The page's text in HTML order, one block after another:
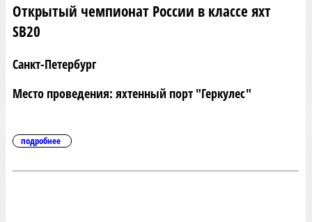
Открытый чемпионат России в классе яхт
SB20
Санкт-Петербург
Место проведения: яхтенный порт "Геркулес"
подробнее